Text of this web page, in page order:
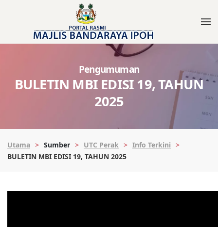
Pengumuman
BULETIN MBI EDISI 19, TAHUN
2025
Utama Sumber UTC Perak
Info Terkini
BULETIN MBI EDISI 19, TAHUN 2025